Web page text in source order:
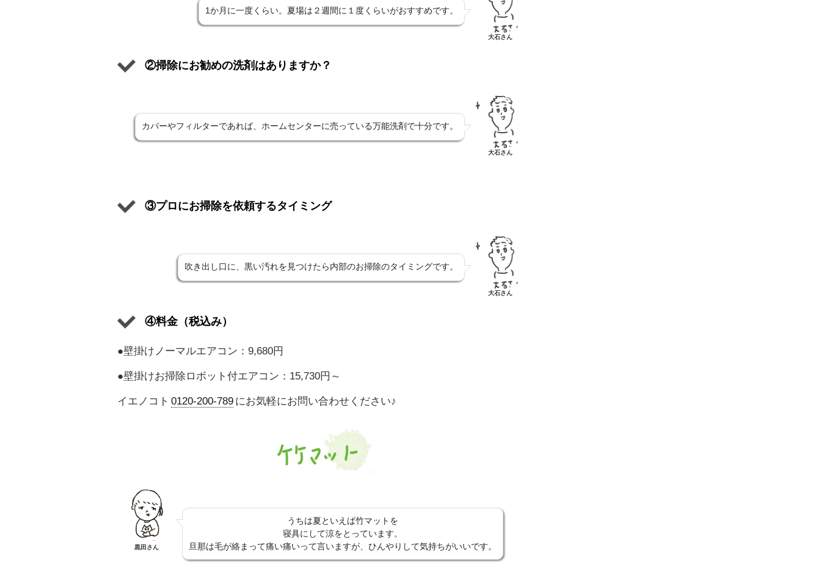
1か月に一度くらい。夏場は２週間に１度くらいがおすすめです。
大石さん
②掃除にお勧めの洗剤はありますか？
カバーやフィルターであれば、ホームセンターに売っている万能洗剤で十分です。
大石さん
③プロにお掃除を依頼するタイミング
吹き出し口に、黒い汚れを見つけたら内部のお掃除のタイミングです。
大石さん
④料金（税込み）
●壁掛けノーマルエアコン：9,680円
●壁掛けお掃除ロボット付エアコン：15,730円～
イエノコト 0120-200-789 にお気軽にお問い合わせください♪
黒田さん
うちは夏といえば竹マットを
寝具にして涼をとっています。
旦那は毛が絡まって痛い痛いって言いますが、ひんやりして気持ちがいいです。